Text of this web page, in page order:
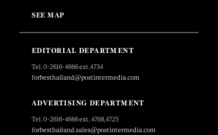
SEE MAP
EDITORIAL DEPARTMENT
Tel. 0-2616-4666 ext.4734
forbesthailand@postintermedia.com
ADVERTISING DEPARTMENT
Tel. 0-2616-4666 ext. 4768,4725
forbesthailand.sales@postintermedia.com